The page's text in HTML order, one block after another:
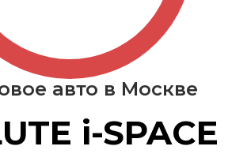
авто в Москве
i-SPACE